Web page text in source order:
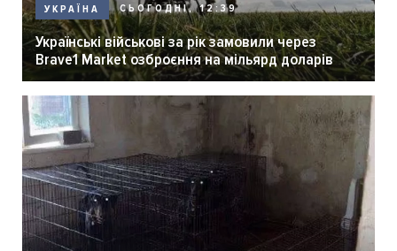
УКРАЇНА СЬОГОДНІ, 12:39
Українські військові за рік замовили через
Brave1 Market озброєння на мільярд доларів